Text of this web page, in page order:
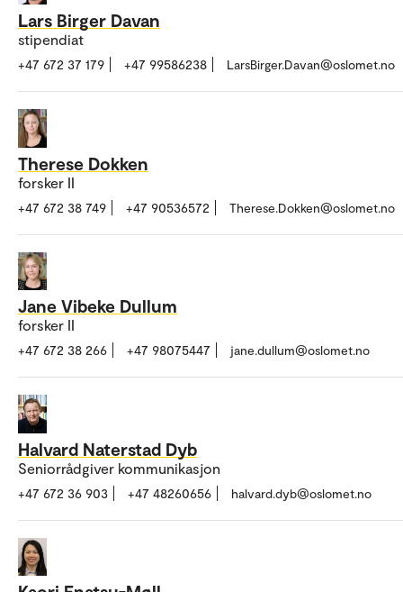
Lars Birger Davan
stipendiat
+47 672 37 179 +47 99586238 LarsBirger.Davan@oslomet.no
Therese Dokken
forsker II
+47 672 38 749 +47 90536572 Therese.Dokken@oslomet.no
Jane Vibeke Dullum
forsker II
+47 672 38 266 +47 98075447 jane.dullum@oslomet.no
Halvard Naterstad Dyb
Seniorrådgiver kommunikasjon
+47 672 36 903 +47 48260656 halvard.dyb@oslomet.no